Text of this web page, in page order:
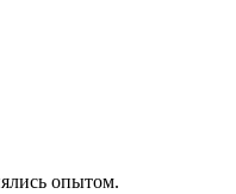
опытом.